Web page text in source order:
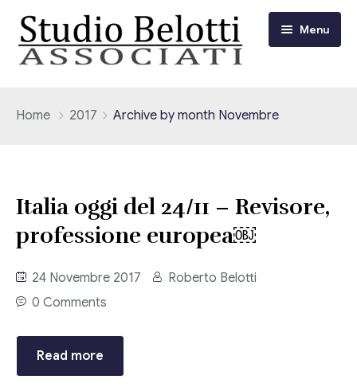
Menu
Contabilità
Contrattualistica Varia
Consulenza Societaria
Consulenza del Lavoro
Circolari
Circolari Flash
Eventi
Corsi FAD
Università
Home 2017 Archive by month Novembre
Italia oggi del 24/11 – Revisore,
professione europea￼
24 Novembre 2017
Roberto Belotti
0 Comments
Read more